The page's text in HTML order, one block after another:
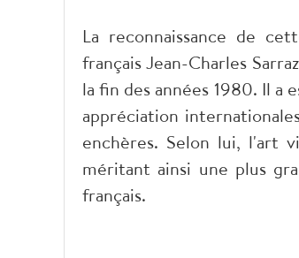
​La reconnaissance de
français Jean-Charles
la fin des années 1980. Il
appréciation
enchères. Selon lui, l'art
méritant ainsi une plus
français.